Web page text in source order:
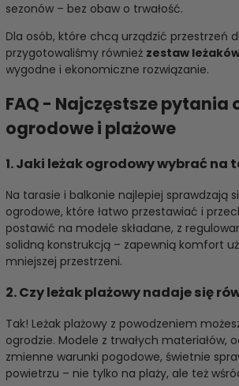
sezonów – bez obaw o trwałość.
Dla osób, które chcą urządzić przestrzeń
przygotowaliśmy również zestaw
wygodne i ekonomiczne rozwiązanie.
FAQ - Najczęstsze pytania
ogrodowe i plażowe
1. Jaki leżak ogrodowy wybrać na
Na tarasie i balkonie najlepiej sprawdzają
ogrodowe, które łatwo przestawiać i
postawić na modele składane, z
solidną konstrukcją – zapewnią komfort
mniejszej przestrzeni.
2. Czy leżak plażowy nadaje się
Tak! Leżak plażowy z powodzeniem
ogrodzie. Modele z trwałych materiałów,
zmienne warunki pogodowe, świetnie
powietrzu – nie tylko na plaży, ale też